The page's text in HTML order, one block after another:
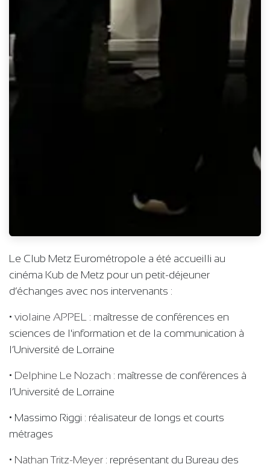
Le Club Metz Eurométropole a été accueilli au
cinéma Kub de Metz pour un petit-déjeuner
d’échanges avec nos intervenants :
• violaine APPEL : maîtresse de conférences en
sciences de l'information et de la communication à
l’Université de Lorraine
• Delphine Le Nozach : maîtresse de conférences à
l’Université de Lorraine
• Massimo Riggi : réalisateur de longs et courts
métrages
• Nathan Tritz-Meyer : représentant du Bureau des